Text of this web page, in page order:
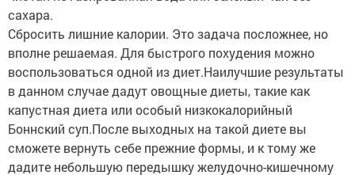
сахара.
Сбросить лишние калории. Это задача посложнее, но
вполне решаемая. Для быстрого похудения можно
воспользоваться одной из диет.Наилучшие результаты
в данном случае дадут овощные диеты, такие как
капустная диета или особый низкокалорийный
Боннский суп.После выходных на такой диете вы
сможете вернуть себе прежние формы, и к тому же
дадите небольшую передышку желудочно-кишечному